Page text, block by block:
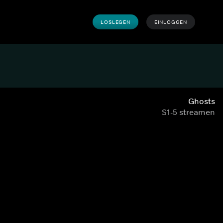
LOSLEGEN EINLOGGEN
Ghosts
S1-5 streamen